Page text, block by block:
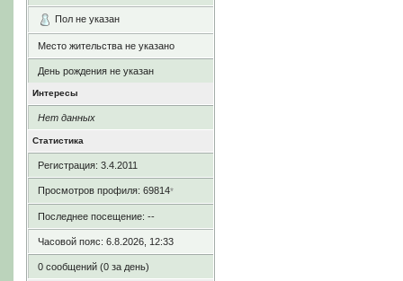
Пол не указан
Место жительства не указано
День рождения не указан
Интересы
Нет данных
Статистика
Регистрация: 3.4.2011
Просмотров профиля: 69814*
Последнее посещение: --
Часовой пояс: 6.8.2026, 12:33
0 сообщений (0 за день)